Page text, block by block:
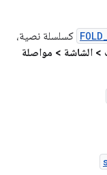
كسلسلة نصية،
> الشاشة > مواصلة